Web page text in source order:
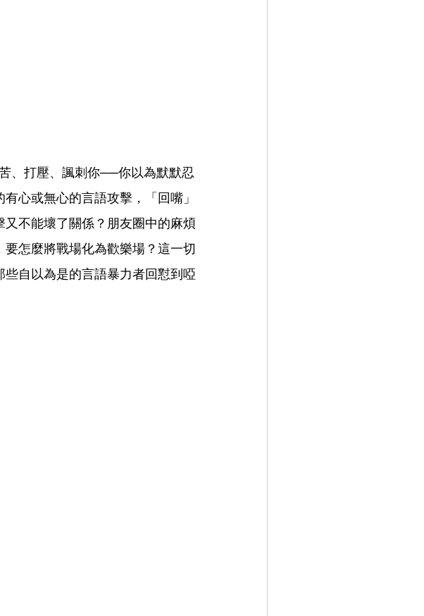
打壓、諷刺你──你以為默默忍
心或無心的言語攻擊，「回嘴」
不能壞了關係？朋友圈中的麻煩
怎麼將戰場化為歡樂場？這一切
自以為是的言語暴力者回懟到啞